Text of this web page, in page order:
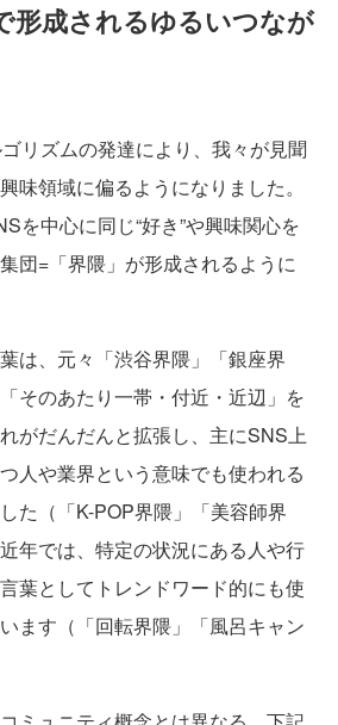
形成されるゆるいつなが
リズムの発達により、我々が見聞
味領域に偏るようになりました。
を中心に同じ“好き”や興味関心を
団=「界隈」が形成されるように
は、元々「渋谷界隈」「銀座界
そのあたり一帯・付近・近辺」を
がだんだんと拡張し、主にSNS上
人や業界という意味でも使われる
た（「K-POP界隈」「美容師界
年では、特定の状況にある人や行
葉としてトレンドワード的にも使
ます（「回転界隈」「風呂キャン